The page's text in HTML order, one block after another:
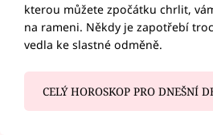
kterou můžete zpočátku chrlit,
na rameni. Někdy je zapotřebí
vedla ke slastné odměně.
CELÝ HOROSKOP PRO DNEŠNÍ